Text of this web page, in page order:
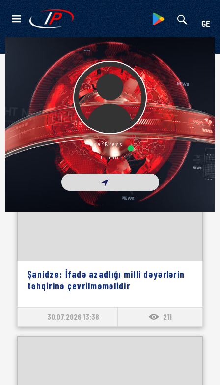
GE
Kateqoriyalar
InterPress
Jurnalist
Şanidze: İfadə azadlığı milli dəyərlərin
təhqirinə çevrilməməlidir
30.07.2026 13:38 211